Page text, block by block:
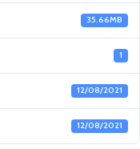
35.66MB
1
12/08/2021
12/08/2021